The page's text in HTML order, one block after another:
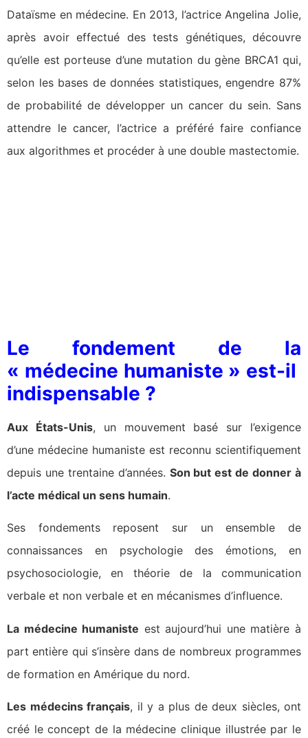
Dataïsme en médecine. En 2013, l’actrice Angelina Jolie,
après avoir effectué des tests génétiques, découvre
qu’elle est porteuse d’une mutation du gène BRCA1 qui,
selon les bases de données statistiques, engendre 87%
de probabilité de développer un cancer du sein. Sans
attendre le cancer, l’actrice a préféré faire confiance
aux algorithmes et procéder à une double mastectomie.
Le fondement de la
« médecine humaniste » est-il
indispensable ?
Aux États-Unis, un mouvement basé sur l’exigence
d’une médecine humaniste est reconnu scientifiquement
depuis une trentaine d’années. Son but est de donner à
l’acte médical un sens humain.
Ses fondements reposent sur un ensemble de
connaissances en psychologie des émotions, en
psychosociologie, en théorie de la communication
verbale et non verbale et en mécanismes d’influence.
La médecine humaniste est aujourd’hui une matière à
part entière qui s’insère dans de nombreux programmes
de formation en Amérique du nord.
Les médecins français, il y a plus de deux siècles, ont
créé le concept de la médecine clinique illustrée par le